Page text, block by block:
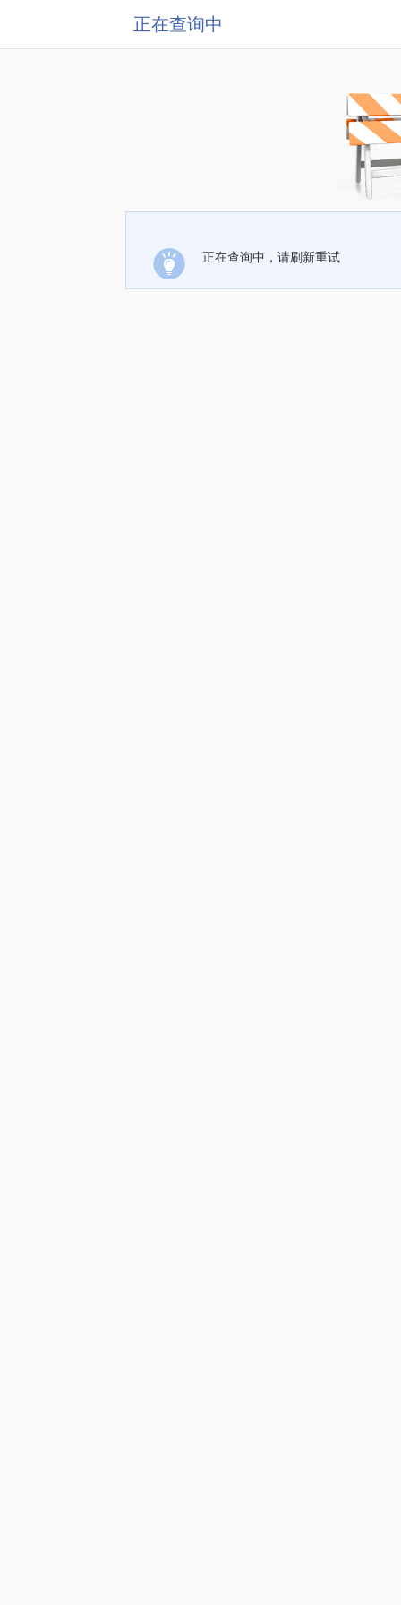
正在查询中
正在查询中，请刷新重试